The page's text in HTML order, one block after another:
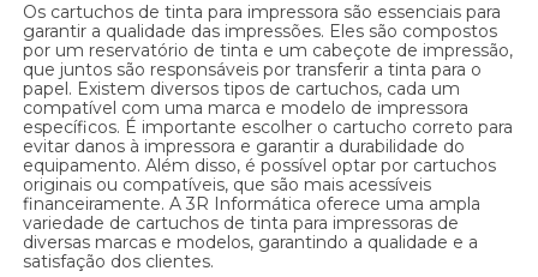
Os cartuchos de tinta para impressora são essenciais para
garantir a qualidade das impressões. Eles são compostos
por um reservatório de tinta e um cabeçote de impressão,
que juntos são responsáveis por transferir a tinta para o
papel. Existem diversos tipos de cartuchos, cada um
compatível com uma marca e modelo de impressora
específicos. É importante escolher o cartucho correto para
evitar danos à impressora e garantir a durabilidade do
equipamento. Além disso, é possível optar por cartuchos
originais ou compatíveis, que são mais acessíveis
financeiramente. A 3R Informática oferece uma ampla
variedade de cartuchos de tinta para impressoras de
diversas marcas e modelos, garantindo a qualidade e a
satisfação dos clientes.